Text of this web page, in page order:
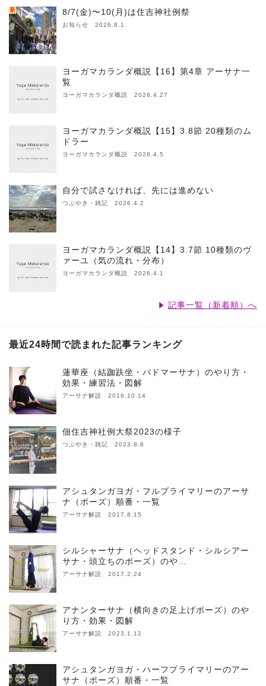
新 8/7(金)〜10(月)は住吉神社例祭
お知らせ 2026.8.1
ヨーガマカランダ概説【16】第4章 アーサナ一
覧
ヨーガマカランダ概説 2026.4.27
ヨーガマカランダ概説【15】3.8節 20種類のム
ドラー
ヨーガマカランダ概説 2026.4.5
自分で試さなければ、先には進めない
つぶやき・雑記 2026.4.2
ヨーガマカランダ概説【14】3.7節 10種類のヴ
ァーユ（気の流れ・分布）
ヨーガマカランダ概説 2026.4.1
記事一覧（新着順）へ
最近24時間で読まれた記事ランキング
蓮華座（結跏趺坐・パドマーサナ）のやり方・
効果・練習法・図解
アーサナ解説 2016.10.14
佃住吉神社例大祭2023の様子
つぶやき・雑記 2023.8.8
アシュタンガヨガ・フルプライマリーのアーサ
ナ（ポーズ）順番・一覧
アーサナ解説 2017.8.15
シルシャーサナ（ヘッドスタンド・シルシアー
サナ・頭立ちのポーズ）のや…
アーサナ解説 2017.2.24
アナンターサナ（横向きの足上げポーズ）のや
り方・効果・図解
アーサナ解説 2023.1.12
アシュタンガヨガ・ハーフプライマリーのアー
サナ（ポーズ）順番・一覧